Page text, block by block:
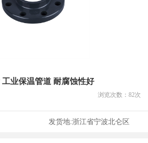
业保温管道 耐腐蚀性好
浏览次数： 82次
发货地:浙江省宁波北仑区